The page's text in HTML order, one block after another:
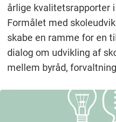
årlige kvalitetsrapporter
Formålet med
skabe en ramme for en
dialog om udvikling af
mellem byråd,